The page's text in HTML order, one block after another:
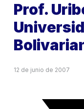
Prof.
12 de junio de 2007